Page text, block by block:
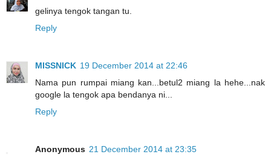
gelinya tengok tangan tu.
Reply
MISSNICK 19 December 2014 at 22:46
Nama pun rumpai miang kan...betul2 miang la hehe...nak
google la tengok apa bendanya ni...
Reply
Anonymous 21 December 2014 at 23:35